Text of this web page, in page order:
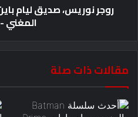
روجر نوريس، صديق ليام
المغني
مقالات ذات صلة